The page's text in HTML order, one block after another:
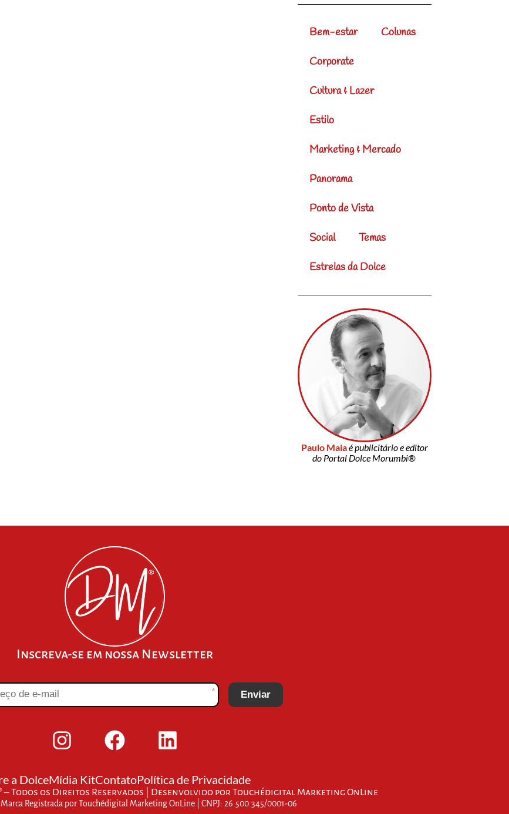
Bem-estar Colunas
Corporate
Cultura & Lazer
Estilo
Marketing & Mercado
Panorama
Ponto de Vista
Social Temas
Estrelas da Dolce
Paulo Maiaé publicitário e editor
do Portal Dolce Morumbi®
Inscreva-se em nossa Newsletter
* Enviar
a DolceMídia KitContatoPolítica de Privacidade
Todos os Direitos Reservados | Desenvolvido por Touchédigital Marketing OnLine
Registrada por Touchédigital Marketing OnLine | CNPJ: 26.500.345/0001-06